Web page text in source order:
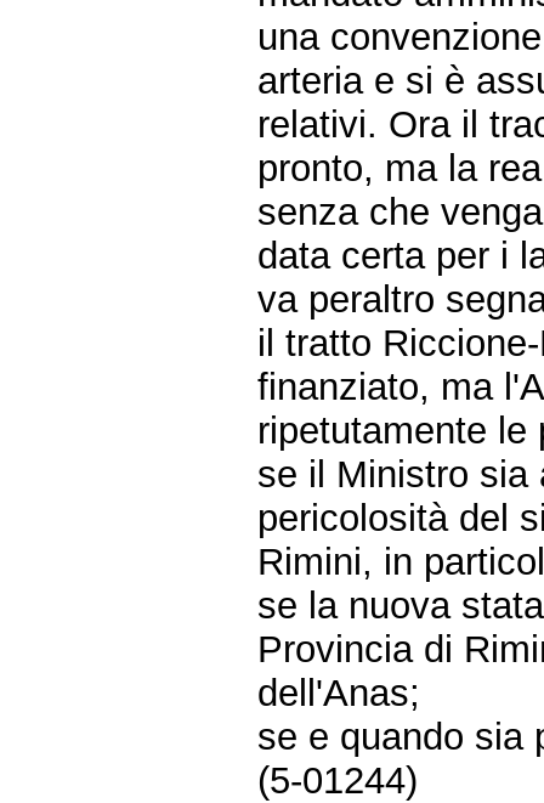
una
arteria e si è
relativi. Ora il
pronto, ma la
senza che
data certa per i
va peraltro
il tratto
finanziato, ma
ripetutamente le
se il Ministro sia
pericolosità del
Rimini, in
se la nuova
Provincia di
dell'Anas;
se e quando sia
(5-01244)